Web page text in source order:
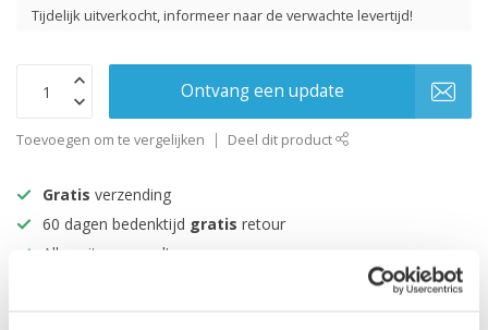
Tijdelijk uitverkocht, informeer naar de verwachte levertijd!
Ontvang een update
Toevoegen om te vergelijken Deel dit product
Gratis verzending
60 dagen bedenktijd gratis retour
Alles uit voorraad!